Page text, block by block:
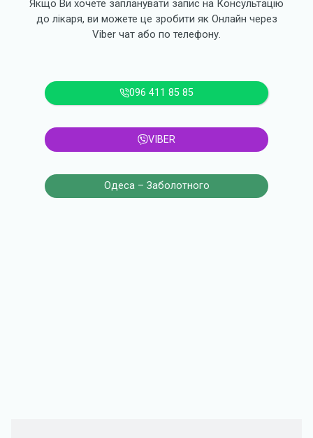
Якщо Ви хочете запланувати запис на Консультацію
до лікаря, ви можете це зробити як Онлайн через
Viber чат або по телефону.
096 411 85 85
VIBER
Одеса – Заболотного